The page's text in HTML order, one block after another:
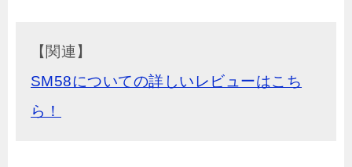
【関連】
SM58についての詳しいレビューはこち
ら！